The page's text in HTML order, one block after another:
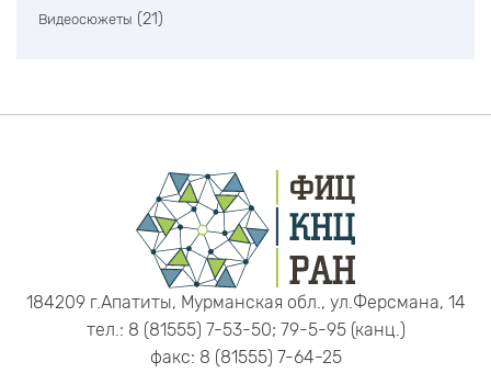
Видеосюжеты (21)
184209 г.Апатиты, Мурманская обл., ул.Ферсмана, 14
тел.: 8 (81555) 7-53-50; 79-5-95 (канц.)
факс: 8 (81555) 7-64-25